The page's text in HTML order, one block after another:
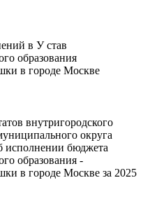
в У став
образования
в городе Москве
внутригородского
округа
исполнении бюджета
образования -
в городе Москве за 2025